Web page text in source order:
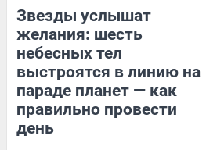
Звезды услышат
желания: шесть
небесных тел
выстроятся в линию на
параде планет — как
правильно провести
день